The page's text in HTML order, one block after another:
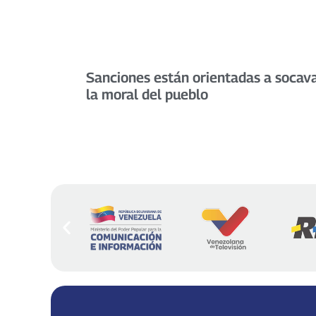
Sanciones están orientadas a
la moral del pueblo